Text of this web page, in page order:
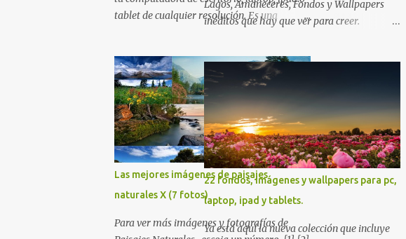
tablet de cualquier resolución. Es una
encontrarás más de una que se adapte a tus
preferencias. Saludos en la distancia. Nos
leemos en nuestra próxima entrega. P.D. No
olviden utilizar los botones que aparecen
sobre cada imagen para compartir estos
fondos en las redes sociales con todos sus
amigos. Gracias.
Las mejores imágenes de paisajes
naturales X (7 fotos)
Para ver más imágenes y fotografías de
Lagos, Amaneceres, Fondos y Wallpapers
inéditos que hay que ver para creer.
también disfrute estas hermosas imágenes
gratuitas . Si tiene usted oportunidad,
ayúdenos a difundir nuestra página para
que más personas puedan beneficiarse de
estos recursos. La dirección de nuestra web,
es; www.bancodeimagenesgratis.com
Reciban mi agradecimiento a través de la
distancia. -José Luis
22 fondos, imágenes y wallpapers para pc,
laptop, ipad y tablets.
Ya está aquí la nueva colección que incluye